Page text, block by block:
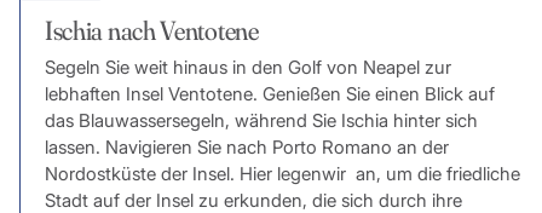
Ischia nach Ventotene
Segeln Sie weit hinaus in den Golf von Neapel zur
lebhaften Insel Ventotene. Genießen Sie einen Blick auf
das Blauwassersegeln, während Sie Ischia hinter sich
lassen. Navigieren Sie nach Porto Romano an der
Nordostküste der Insel. Hier legenwir an, um die friedliche
Stadt auf der Insel zu erkunden, die sich durch ihre